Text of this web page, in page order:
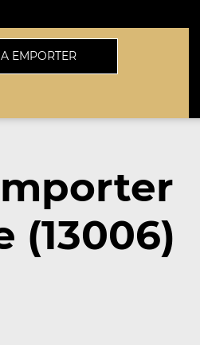
A EMPORTER
(13006)